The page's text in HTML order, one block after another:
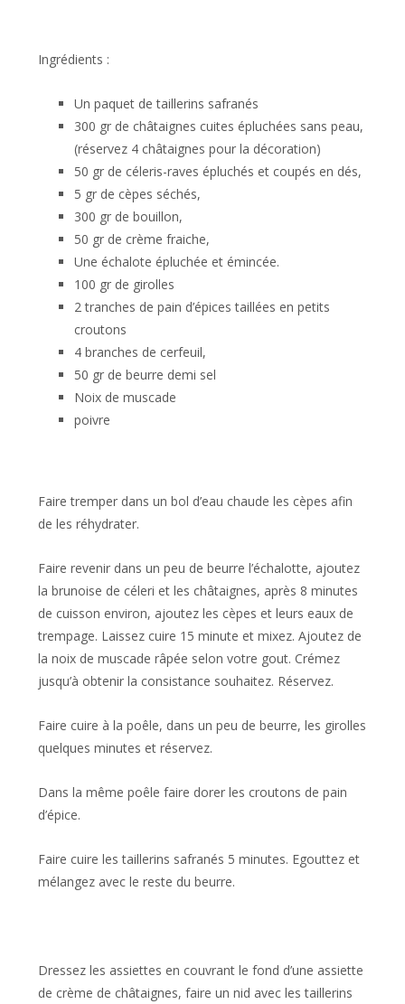
Ingrédients :
Un paquet de taillerins safranés
300 gr de châtaignes cuites épluchées sans peau,
(réservez 4 châtaignes pour la décoration)
50 gr de céleris-raves épluchés et coupés en dés,
5 gr de cèpes séchés,
300 gr de bouillon,
50 gr de crème fraiche,
Une échalote épluchée et émincée.
100 gr de girolles
2 tranches de pain d’épices taillées en petits
croutons
4 branches de cerfeuil,
50 gr de beurre demi sel
Noix de muscade
poivre
Faire tremper dans un bol d’eau chaude les cèpes afin
de les réhydrater.
Faire revenir dans un peu de beurre l’échalotte, ajoutez
la brunoise de céleri et les châtaignes, après 8 minutes
de cuisson environ, ajoutez les cèpes et leurs eaux de
trempage. Laissez cuire 15 minute et mixez. Ajoutez de
la noix de muscade râpée selon votre gout. Crémez
jusqu’à obtenir la consistance souhaitez. Réservez.
Faire cuire à la poêle, dans un peu de beurre, les girolles
quelques minutes et réservez.
Dans la même poêle faire dorer les croutons de pain
d’épice.
Faire cuire les taillerins safranés 5 minutes. Egouttez et
mélangez avec le reste du beurre.
Dressez les assiettes en couvrant le fond d’une assiette
de crème de châtaignes, faire un nid avec les taillerins